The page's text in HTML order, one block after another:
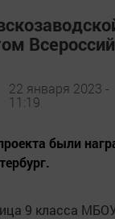
22 января 2023 -
11:19
были
9 класса